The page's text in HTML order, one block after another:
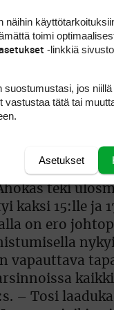
birdien
tehnyt kaksi
teki
kaksi 15:lle ja
on ero
vapauttava
– Tosi
näihin
toimi
-linkkiä
jos
vastustaa tätä tai
Asetukset